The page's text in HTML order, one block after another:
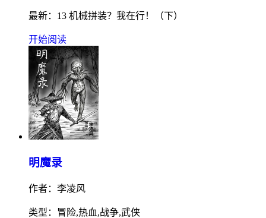
最新：13 机械拼装？我在行！（下）
开始阅读
明魔录
作者：李凌风
类型：冒险,热血,战争,武侠